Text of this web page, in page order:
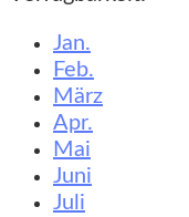
Jan.
Feb.
März
Apr.
Mai
Juni
Juli